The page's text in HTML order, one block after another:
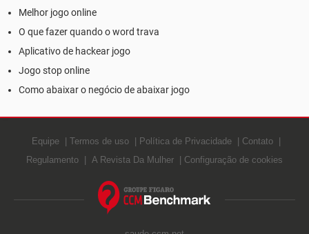
Melhor jogo online
O que fazer quando o word trava
Aplicativo de hackear jogo
Jogo stop online
Como abaixar o negócio de abaixar jogo
Equipe Termos de uso Política de Privacidade
Contato
Regulamento
A Revista Da Mulher Configuração de cookies